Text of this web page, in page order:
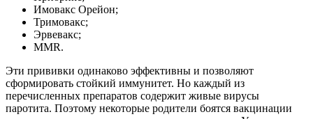
Имовакс Орейон;
Тримовакс;
Эрвевакс;
ММR.
Эти прививки одинаково эффективны и позволяют
сформировать стойкий иммунитет. Но каждый из
перечисленных препаратов содержит живые вирусы
паротита. Поэтому некоторые родители боятся вакцинации